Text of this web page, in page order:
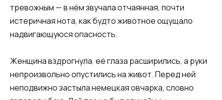
тревожным — в нём звучала отчаянная, почти
истеричная нота, как будто животное ощущало
надвигающуюся опасность.
Женщина вздрогнула, её глаза расширились, а руки
непроизвольно опустились на живот. Перед ней
неподвижно застыла немецкая овчарка, словно